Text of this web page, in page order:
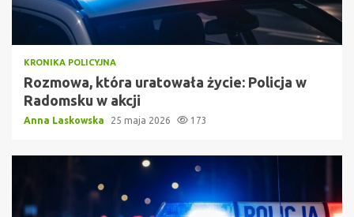
KRONIKA POLICYJNA
Rozmowa, która uratowała życie: Policja w
Radomsku w akcji
Anna Laskowska 25 maja 2026 173